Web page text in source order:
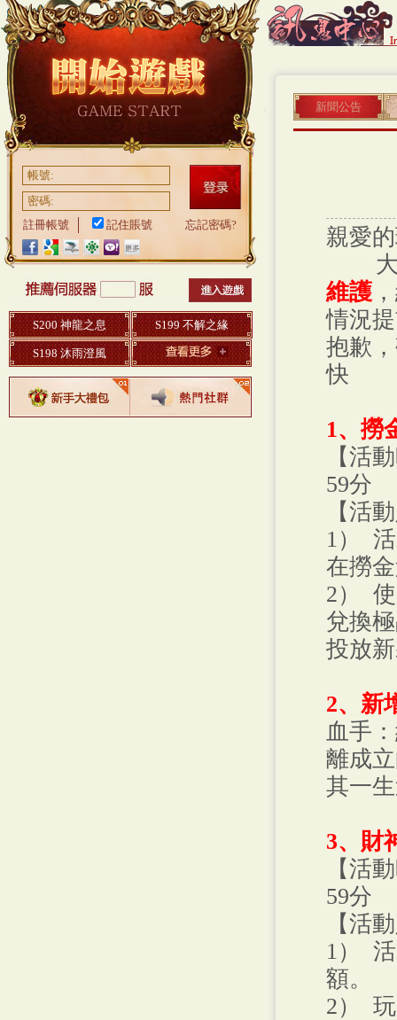
帳號:
密碼:
註冊帳號
記住賬號 忘記密碼?
S200 神龍之息 S199 不解之緣
S198 沐雨澄風
新聞公告
親愛
大
維護
情況
抱歉
快
1、撈
【活
59分
【活
1）
在撈
2）
兌換
投放
2、新
血手
離成
其一
3、財
【活
59分
【活
1）
額。
2）